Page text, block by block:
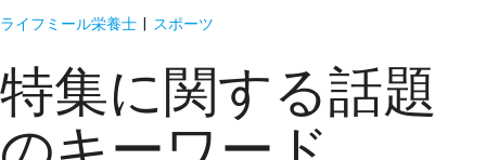
ライフミール栄養士 | スポーツ
特集に関する話題